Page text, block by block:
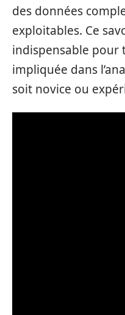
des données
exploitables. Ce
indispensable pour
impliquée dans
soit novice ou